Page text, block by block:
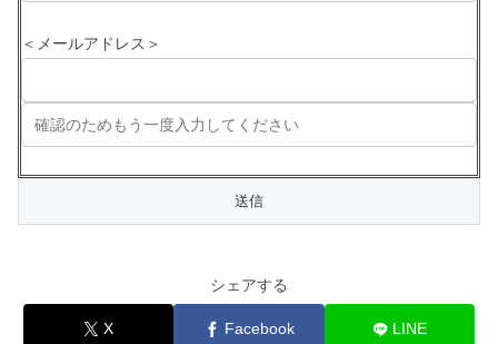
＜メールアドレス＞
シェアする
X Facebook LINE